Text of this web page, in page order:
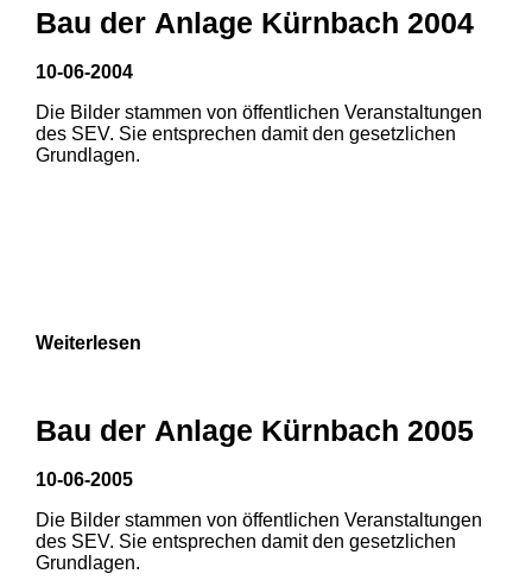
1 2 3
Bau der Anlage Kürnbach 2004
10-06-2004
Die Bilder stammen von öffentlichen Veranstaltungen
des SEV. Sie entsprechen damit den gesetzlichen
Grundlagen.
Weiterlesen
Bau der Anlage Kürnbach 2005
10-06-2005
Die Bilder stammen von öffentlichen Veranstaltungen
des SEV. Sie entsprechen damit den gesetzlichen
Grundlagen.